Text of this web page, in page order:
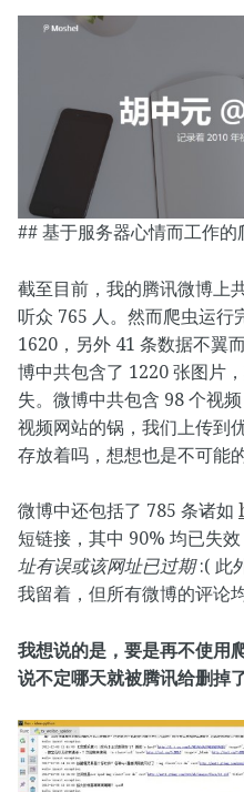
## 基于服务器心情而工作的
截至目前，我的腾讯微博上
听众 765 人。然而爬虫运行
1620，另外 41 条数据不翼
博中共包含了 1220 张图片
失。微博中共包含 98 个视
视频网站的锅，我们上传到
存放着吗，想想也是不可能的
微博中还包括了 785 条诸如
短链接，其中 90% 均已失
址有误或该网址已过期:( 此
我留着，但所有微博的评论
我想说的是，要是再不使用
说不定哪天就被腾讯给删掉